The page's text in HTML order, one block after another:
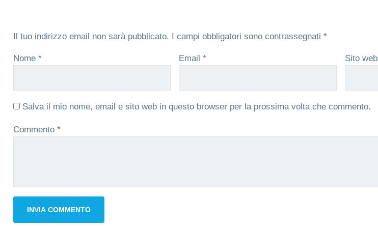
Il tuo indirizzo email non sarà pubblicato. I campi obbligatori sono contrassegnati *
Nome * Email* Sito web
Salva il mio nome, email e sito web in questo browser per la prossima volta che commento.
Commento *